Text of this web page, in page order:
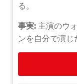
る。
事実: 主演のウ
ンを自分で演じ